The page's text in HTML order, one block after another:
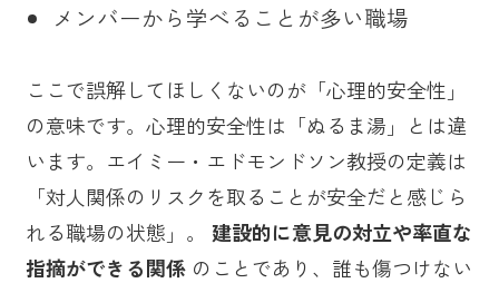
メンバーから学べることが多い職場
ここで誤解してほしくないのが「心理的安全性」
の意味です。心理的安全性は「ぬるま湯」とは違
います。エイミー・エドモンドソン教授の定義は
「対人関係のリスクを取ることが安全だと感じら
れる職場の状態」。 建設的に意見の対立や率直な
指摘ができる関係 のことであり、誰も傷つけない